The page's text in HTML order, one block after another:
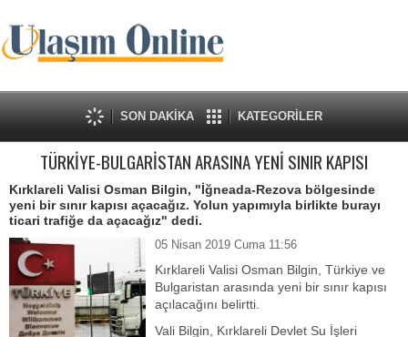
SON DAKİKA KATEGORİLER
TÜRKİYE-BULGARİSTAN ARASINA YENİ SINIR KAPISI
Kırklareli Valisi Osman Bilgin, "İğneada-Rezova bölgesinde
yeni bir sınır kapısı açacağız. Yolun yapımıyla birlikte burayı
ticari trafiğe da açacağız" dedi.
05 Nisan 2019 Cuma 11:56
Kırklareli Valisi Osman Bilgin, Türkiye ve
Bulgaristan arasında yeni bir sınır kapısı
açılacağını belirtti.
Vali Bilgin, Kırklareli Devlet Su İşleri